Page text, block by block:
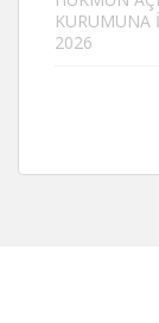
KURUMUNA
2026